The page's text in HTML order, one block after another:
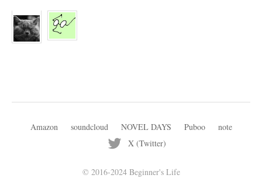
Amazon soundcloud NOVEL DAYS Puboo
note
X (Twitter)
© 2016-2024 Beginner's Life